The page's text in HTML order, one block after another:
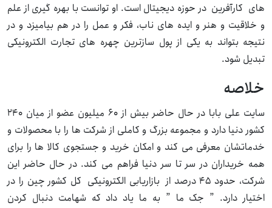
های کارآفرین در حوزه دیجیتال است. او توانست با بهره گیری از علم
و خلاقیت و هنر و ایده های ناب، فکر و عمل را در هم بیامیزد و در
نتیجه بتواند به یکی از پول سازترین چهره های تجارت الکترونیکی
تبدیل شود.
خلاصه
سایت علی بابا در حال حاضر بیش از ۶۰ میلیون عضو از میان ۲۴۰
کشور دنیا دارد و مجموعه بزرگ و کاملی از شرکت ها را با محصولات و
خدماتشان معرفی می کند و امکان خرید و جستجوی کالا ها را برای
همه خریداران در سر تا سر دنیا فراهم می کند. در حال حاضر این
شرکت، حدود ۴۵ درصد از بازاریابی الکترونیکی کل کشور چین را در
اختیار دارد. ” جک ما ” به ما یاد داد که شهامت دنبال کردن